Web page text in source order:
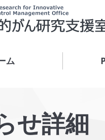
ム
せ詳細